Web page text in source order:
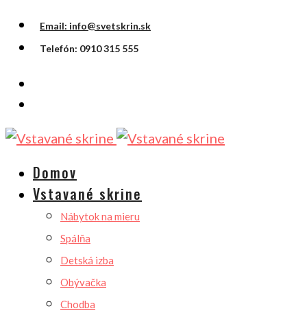
Email: info@svetskrin.sk
Telefón: 0910 315 555
Domov
Vstavané skrine
Nábytok na mieru
Spálňa
Detská izba
Obývačka
Chodba